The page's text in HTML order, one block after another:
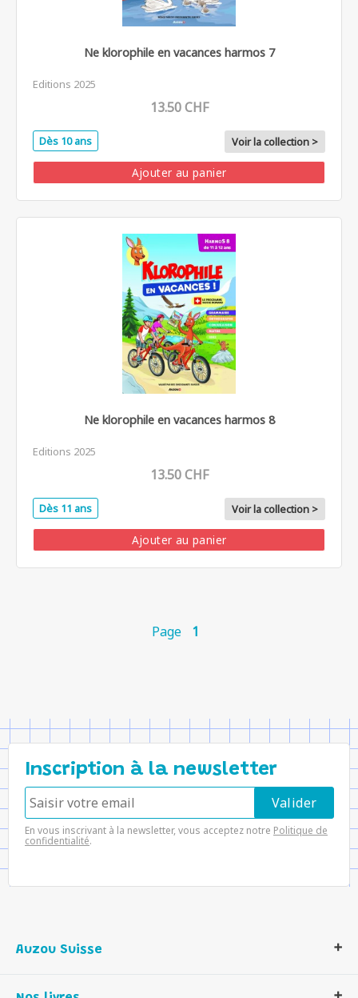
Ne klorophile en vacances harmos 7
Editions 2025
13.50 CHF
Dès 10 ans Voir la collection >
Ajouter au panier
Ne klorophile en vacances harmos 8
Editions 2025
13.50 CHF
Dès 11 ans Voir la collection >
Ajouter au panier
Page 1
Inscription à la newsletter
En vous inscrivant à la newsletter, vous acceptez notre Politique de
confidentialité.
Auzou Suisse